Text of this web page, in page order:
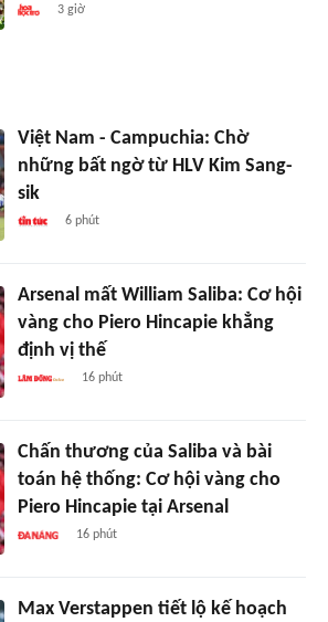
3 giờ
Việt Nam - Campuchia: Chờ
những bất ngờ từ HLV Kim Sang-
sik
6 phút
Arsenal mất William Saliba: Cơ hội
vàng cho Piero Hincapie khẳng
định vị thế
16 phút
Chấn thương của Saliba và bài
toán hệ thống: Cơ hội vàng cho
Piero Hincapie tại Arsenal
16 phút
Max Verstappen tiết lộ kế hoạch